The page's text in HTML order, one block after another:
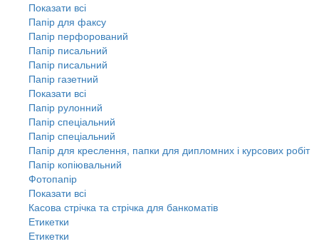
Показати всі
Папір для факсу
Папір перфорований
Папір писальний
Папір писальний
Папір газетний
Показати всі
Папір рулонний
Папір спеціальний
Папір спеціальний
Папір для креслення, папки для дипломних і курсових робіт
Папір копіювальний
Фотопапір
Показати всі
Касова стрічка та стрічка для банкоматів
Етикетки
Етикетки